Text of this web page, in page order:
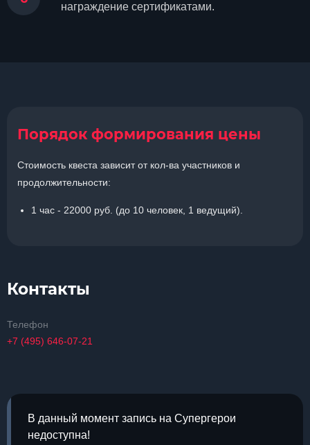
награждение сертификатами.
Порядок формирования цены
Стоимость квеста зависит от кол-ва участников и
продолжительности:
1 час - 22000 руб. (до 10 человек, 1 ведущий).
Контакты
Телефон
+7 (495) 646-07-21
В данный момент запись на Супергерои
недоступна!